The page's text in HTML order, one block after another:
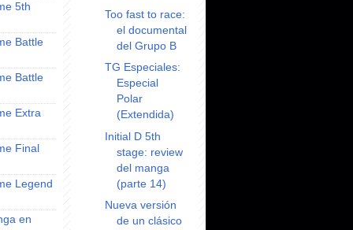
5th
Battle
Battle
Extra
Final
Legend
en
Too fast to race:
el documental
del Grupo B
TG Especiales:
Especial
Polar
(Extendida)
Initial D 5th
stage: review
del manga
(parte 14)
Nueva versión
de un clásico